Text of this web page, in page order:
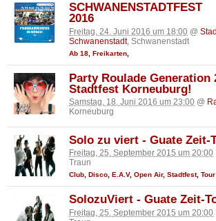
SCHWANENSTADTFEST
2016
Freitag, 24. Juni 2016 um 18:00 @
Schwanenstadt, Schwanenstadt
Ab 18 Freikarten
Party Roulade Generation
Stadtfest Korneuburg!
Samstag, 18. Juni 2016 um 23:00 @
Korneuburg
Solo zu viert - Guate Zeit-
Freitag, 25. September 2015 um 20:00
Traun
Club, Disco, E.A.V, Open Air, Stadtfest, Tour
SolozuViert - Guate Zeit-
Freitag, 25. September 2015 um 20:00